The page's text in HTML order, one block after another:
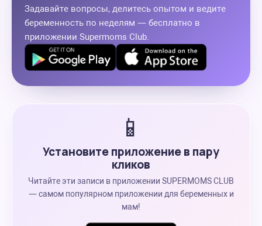
Задавайте вопросы, делитесь опытом и ведите
беременность по неделям — бесплатно в
приложении Supermoms Club.
📱
Установите приложение в пару
кликов
Читайте эти записи в приложении SUPERMOMS CLUB
— самом популярном приложении для беременных и
мам!